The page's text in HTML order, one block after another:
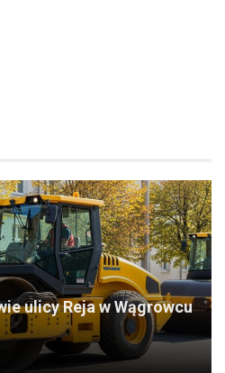
ulicy Reja w Wągrowcu